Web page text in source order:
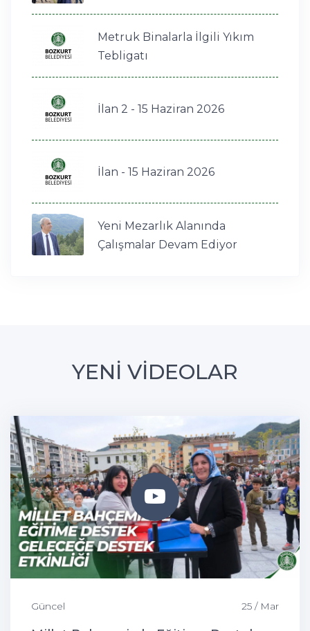
Metruk Binalarla İlgili Yıkım
Tebligatı
İlan 2 - 15 Haziran 2026
İlan - 15 Haziran 2026
Yeni Mezarlık Alanında
Çalışmalar Devam Ediyor
YENİ VİDEOLAR
Güncel 25 / Mar